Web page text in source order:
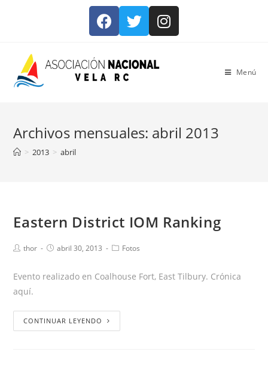
Menú
Archivos mensuales: abril 2013
> 2013 > abril
Eastern District IOM Ranking
thor abril 30, 2013 Fotos
Evento realizado en Coalhouse Fort, East Tilbury. Crónica
aquí.
CONTINUAR LEYENDO